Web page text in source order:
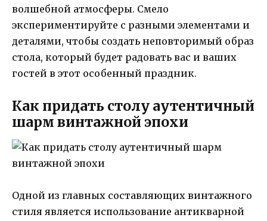
волшебной атмосферы. Смело
экспериментируйте с разными элементами и
деталями, чтобы создать неповторимый образ
стола, который будет радовать вас и ваших
гостей в этот особенный праздник.
Как придать столу аутентичный
шарм винтажной эпохи
Одной из главных составляющих винтажного
стиля является использование антикварной